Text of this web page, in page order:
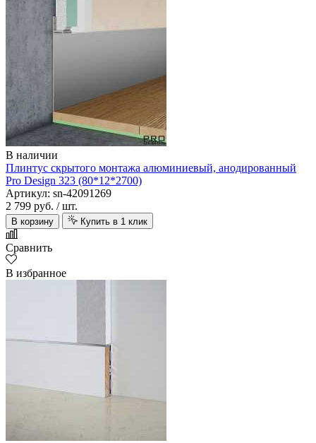
В наличии
Плинтус скрытого монтажа алюминиевый, анодированный
Pro Design 323 (80*12*2700)
Артикул: sn-42091269
2 799 руб. / шт.
В корзину Купить в 1 клик
Сравнить
В избранное